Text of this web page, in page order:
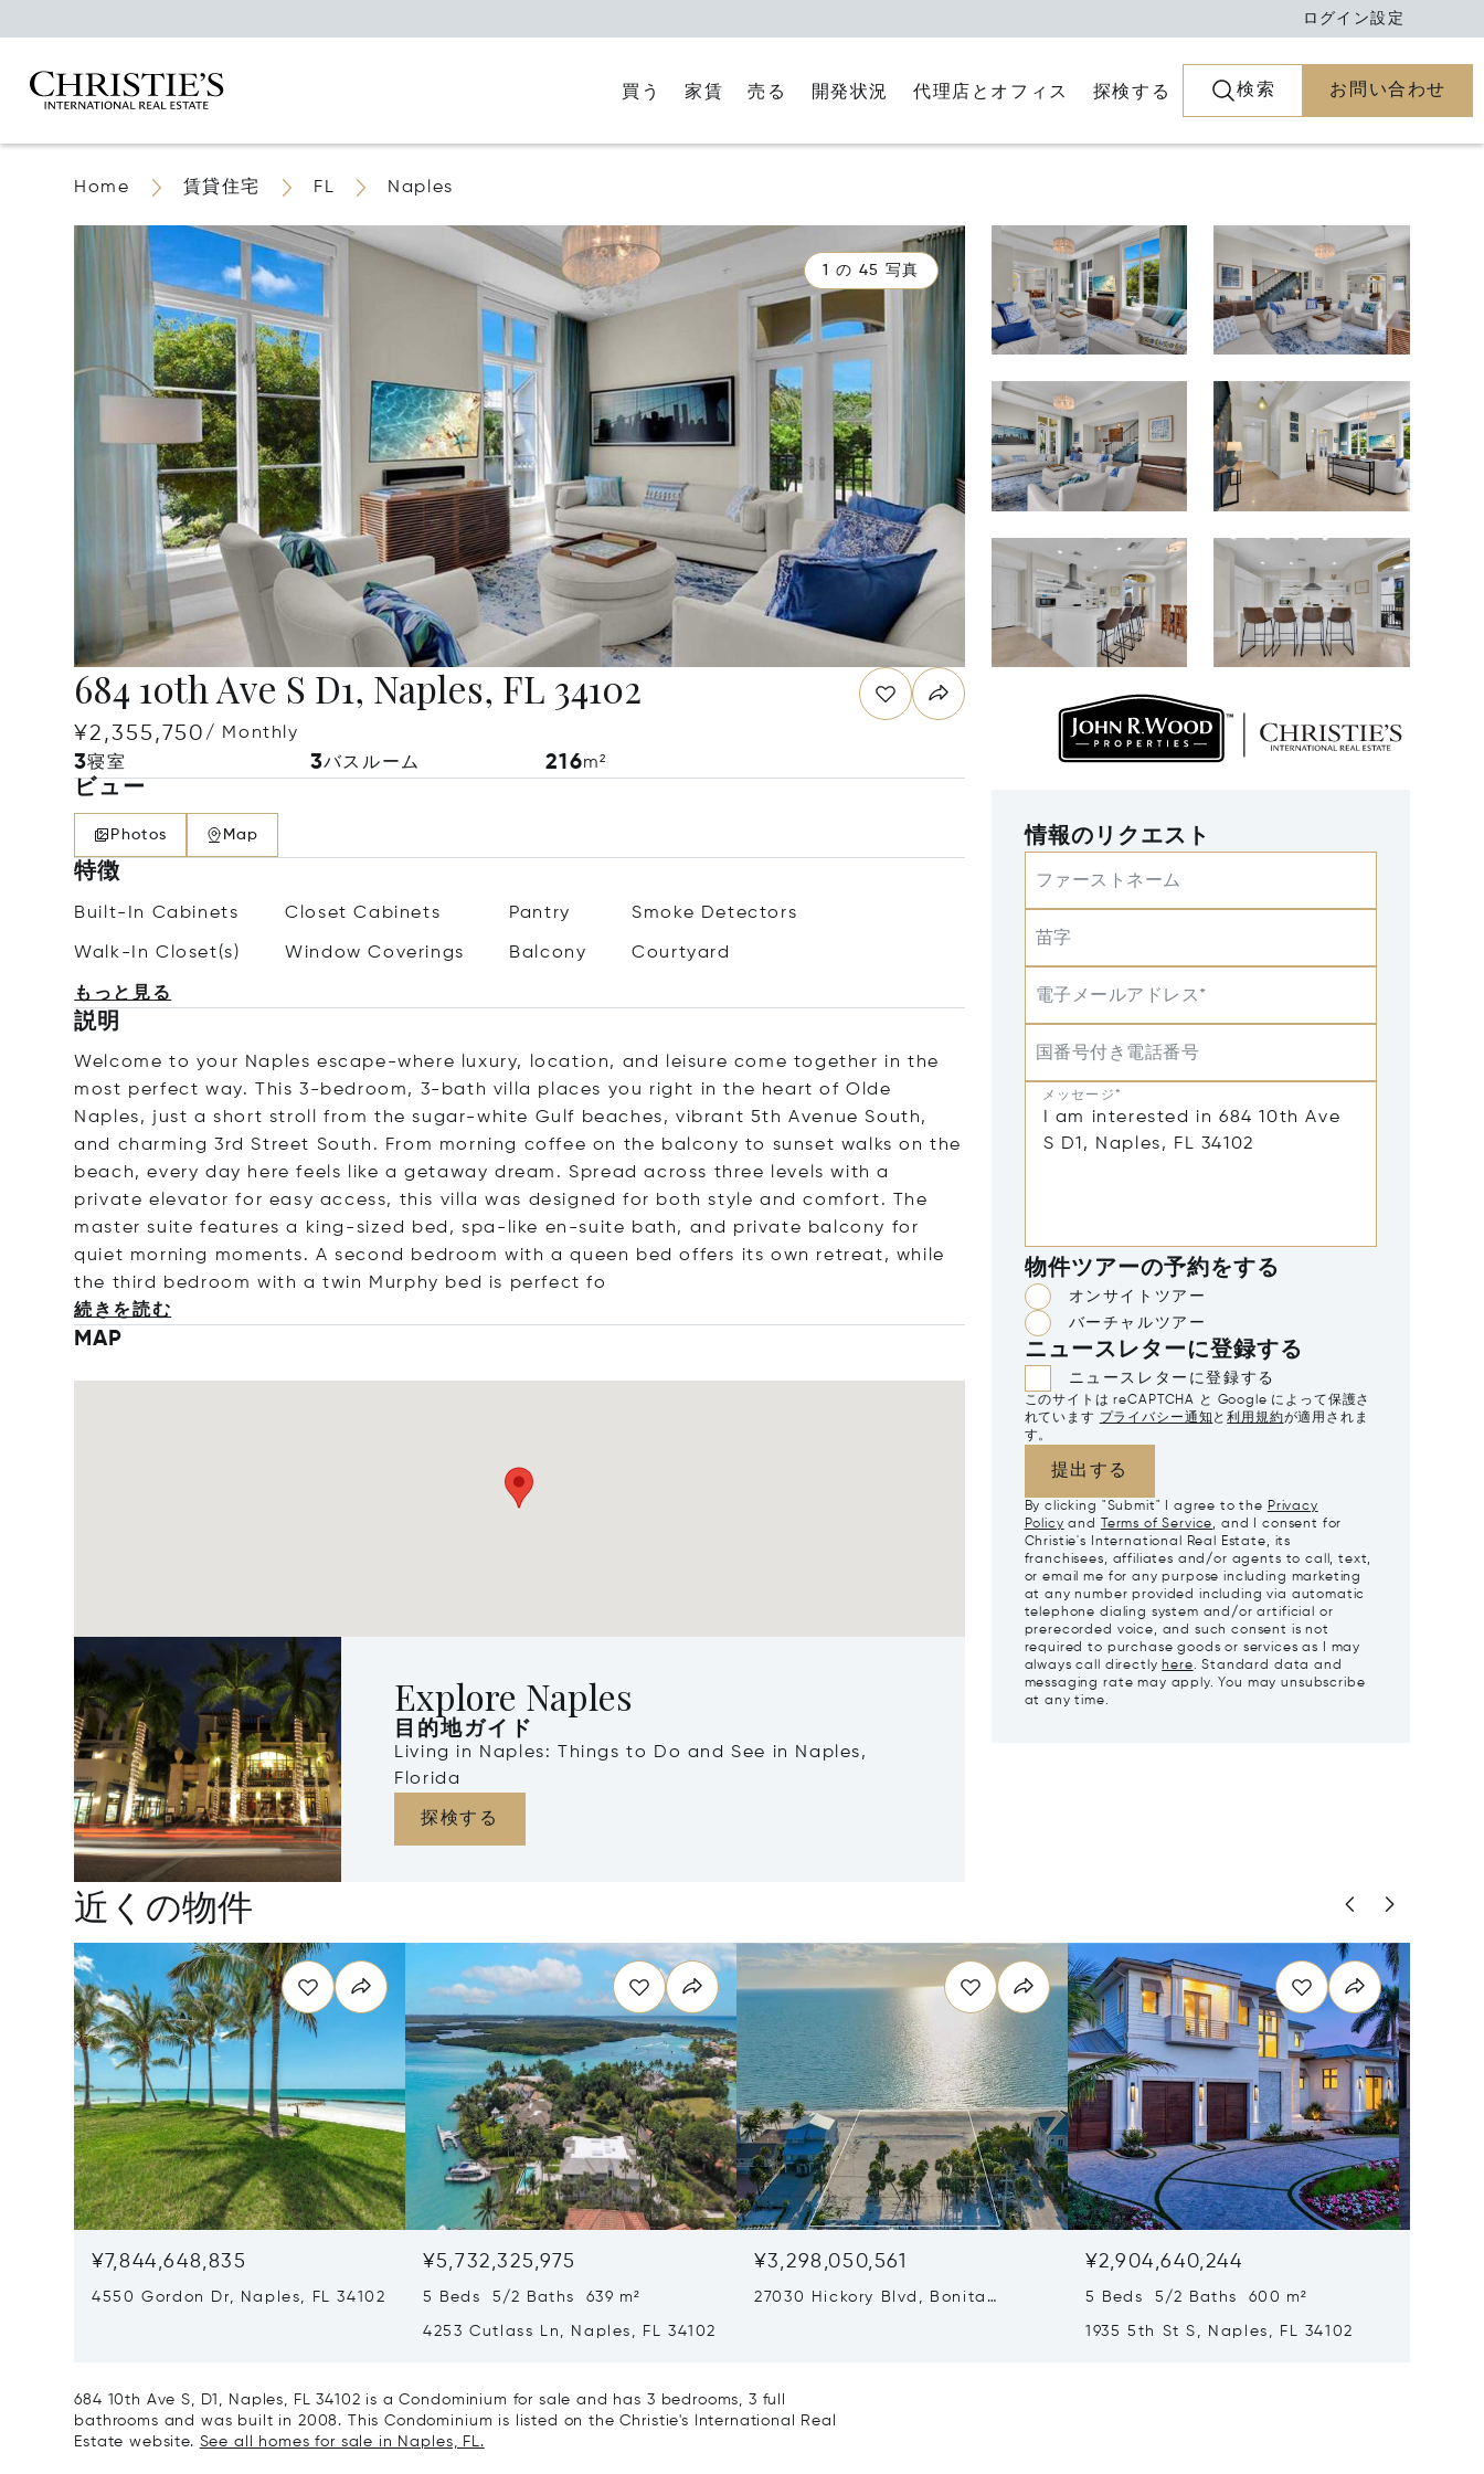
ログイン設定
買う 家賃 売る 開発状況 代理店とオフィス 探検する 検索 お問い合わせ
Home 賃貸住宅 FL Naples
1 の 45 写真
684 10th Ave S D1, Naples, FL 34102
¥2,355,750/ Monthly
3寝室 3バスルーム 216m²
ビュー
Photos Map
特徴
Built-In Cabinets Closet Cabinets Pantry Smoke Detectors
Walk-In Closet(s) Window Coverings Balcony Courtyard
もっと見る
説明
Welcome to your Naples escape-where luxury, location, and leisure come together in the
most perfect way. This 3-bedroom, 3-bath villa places you right in the heart of Olde
Naples, just a short stroll from the sugar-white Gulf beaches, vibrant 5th Avenue South,
and charming 3rd Street South. From morning coffee on the balcony to sunset walks on the
beach, every day here feels like a getaway dream. Spread across three levels with a
private elevator for easy access, this villa was designed for both style and comfort. The
master suite features a king-sized bed, spa-like en-suite bath, and private balcony for
quiet morning moments. A second bedroom with a queen bed offers its own retreat, while
the third bedroom with a twin Murphy bed is perfect fo
続きを読む
MAP
Explore Naples
目的地ガイド
Living in Naples: Things to Do and See in Naples,
Florida
探検する
情報のリクエスト
ファーストネーム
苗字
電子メールアドレス*
国番号付き電話番号
メッセージ*
物件ツアーの予約をする
オンサイトツアー
バーチャルツアー
ニュースレターに登録する
ニュースレターに登録する
このサイトは reCAPTCHA と Google によって保護さ
れています プライバシー通知 と利用規約が適用されま
す。
提出する
By clicking "Submit" I agree to the Privacy
Policy and Terms of Service, and I consent for
Christie's International Real Estate, its
franchisees, affiliates and/or agents to call, text,
or email me for any purpose including marketing
at any number provided including via automatic
telephone dialing system and/or artificial or
prerecorded voice, and such consent is not
required to purchase goods or services as I may
always call directly here. Standard data and
messaging rate may apply. You may unsubscribe
at any time.
近くの物件
¥7,844,648,835
4550 Gordon Dr, Naples, FL 34102
¥5,732,325,975
5 Beds 5/2 Baths 639 m²
4253 Cutlass Ln, Naples, FL 34102
¥3,298,050,561
27030 Hickory Blvd, Bonita
¥2,904,640,244
5 Beds 5/2 Baths 600 m²
1935 5th St S, Naples, FL 34102
684 10th Ave S, D1, Naples, FL 34102 is a Condominium for sale and has 3 bedrooms, 3 full
bathrooms and was built in 2008. This Condominium is listed on the Christie's International Real
Estate website. See all homes for sale in Naples, FL.